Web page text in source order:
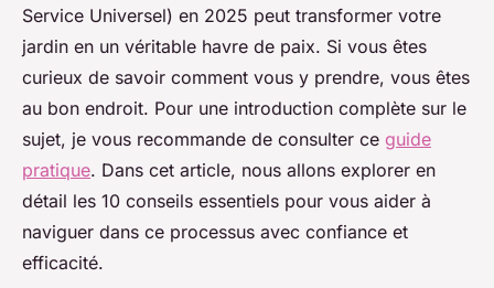
Service Universel) en 2025 peut transformer votre
jardin en un véritable havre de paix. Si vous êtes
curieux de savoir comment vous y prendre, vous êtes
au bon endroit. Pour une introduction complète sur le
sujet, je vous recommande de consulter ce guide
pratique. Dans cet article, nous allons explorer en
détail les 10 conseils essentiels pour vous aider à
naviguer dans ce processus avec confiance et
efficacité.